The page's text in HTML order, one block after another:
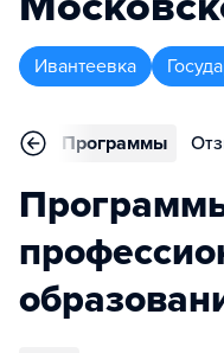
Ивантеевка
Программы